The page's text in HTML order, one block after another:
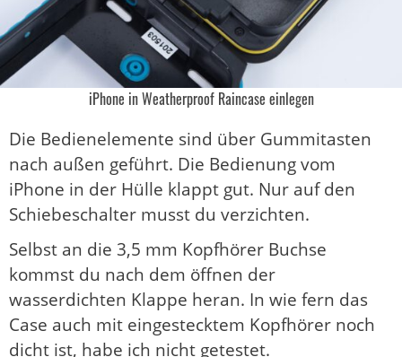
iPhone in Weatherproof Raincase einlegen
Die Bedienelemente sind über Gummitasten
nach außen geführt. Die Bedienung vom
iPhone in der Hülle klappt gut. Nur auf den
Schiebeschalter musst du verzichten.
Selbst an die 3,5 mm Kopfhörer Buchse
kommst du nach dem öffnen der
wasserdichten Klappe heran. In wie fern das
Case auch mit eingestecktem Kopfhörer noch
dicht ist, habe ich nicht getestet.